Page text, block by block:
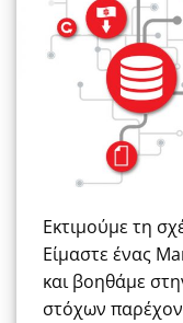
Εκτιμούμε τη
Είμαστε ένας
και βοηθάμε
στόχων